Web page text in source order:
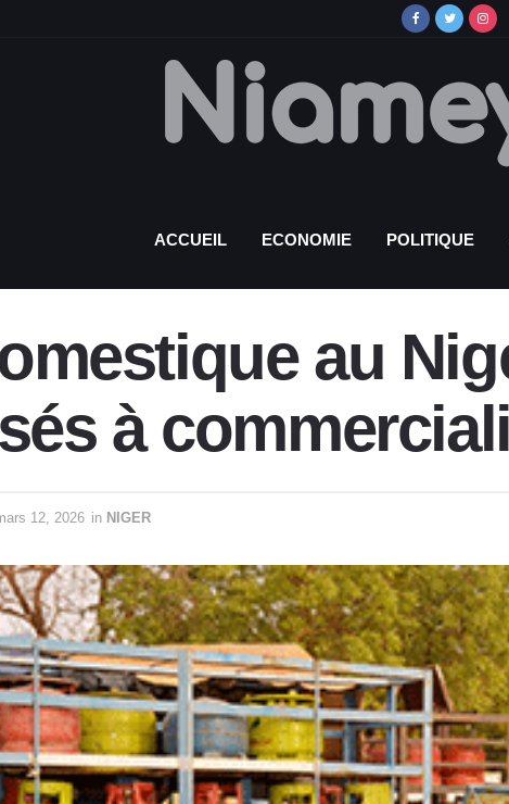
ACCUEIL ECONOMIE POLITIQUE
au
à
12, 2026 in NIGER